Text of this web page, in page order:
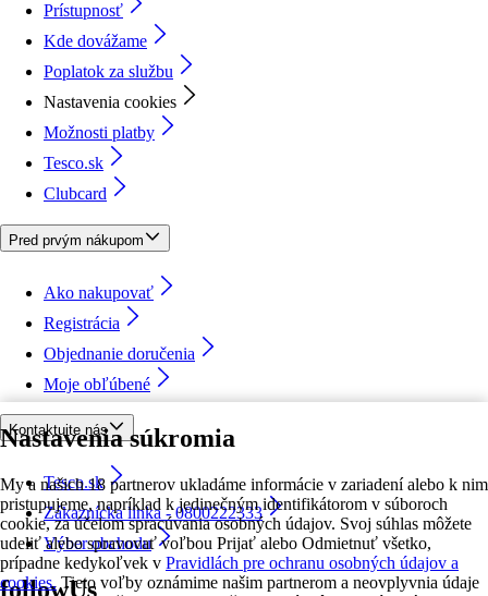
Nastavenia súkromia
My a našich 18 partnerov ukladáme informácie v zariadení alebo k nim
pristupujeme, napríklad k jedinečným identifikátorom v súboroch
cookie, za účelom spracúvania osobných údajov. Svoj súhlas môžete
udeliť alebo spravovať voľbou Prijať alebo Odmietnuť všetko,
prípadne kedykoľvek v Pravidlách pre ochranu osobných údajov a
cookies. Tieto voľby oznámime našim partnerom a neovplyvnia údaje
Prístupnosť
Kde dovážame
Poplatok za službu
Nastavenia cookies
Možnosti platby
Tesco.sk
Clubcard
Pred prvým nákupom
Ako nakupovať
Registrácia
Objednanie doručenia
Moje obľúbené
Kontaktujte nás
Tesco.sk
Zákaznícka linka - 0800222333
Výber obchodu
followUs